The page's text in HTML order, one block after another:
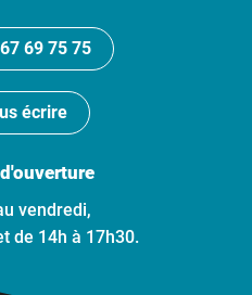
69 75 75
écrire
vendredi,
de 14h à 17h30.